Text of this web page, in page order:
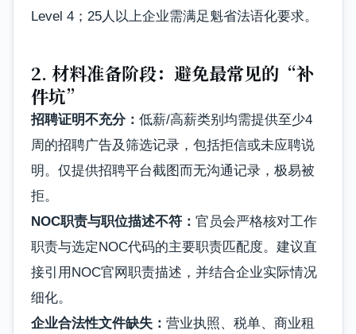
Level 4；25人以上企业需满足魁省法语化要求。
2. 材料准备阶段：避免最常见的“补
件坑”
招聘证明不充分： 低薪/高薪类别均需提供至少4
周的招聘广告及筛选记录，包括拒信或未应聘说
明。仅提供招聘平台截图而无沟通记录，极易被
拒。
NOC职责与职位描述不符： 官员会严格核对工作
职责与选定NOC代码的主要职责匹配度。建议直
接引用NOC官网职责描述，并结合企业实际情况
细化。
企业合法性文件缺失： 营业执照、税单、商业租